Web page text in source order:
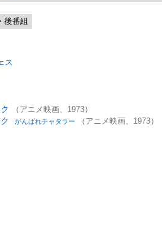
後番組
ス
（アニメ映画、1973）
がんばれチャタラー （アニメ映画、1973）